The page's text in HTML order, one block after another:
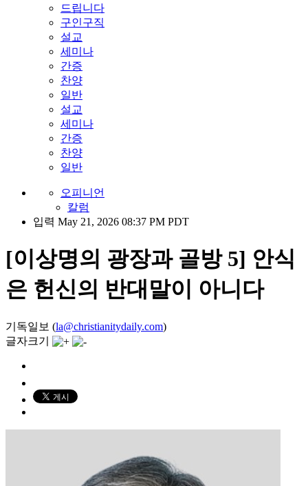
드립니다
구인구직
설교
세미나
간증
찬양
일반
설교
세미나
간증
찬양
일반
오피니언
칼럼
입력 May 21, 2026 08:37 PM PDT
[이상명의 광장과 골방 5] 안식
은 헌신의 반대말이 아니다
기독일보 (la@christianitydaily.com)
글자크기